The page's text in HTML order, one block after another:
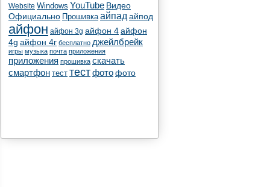
Website Windows YouTube Видео
Официально
Прошивка айпад айпод
айфон айфон 3g айфон 4айфон
4g айфон 4г бесплатно джейлбрейк
игры музыка почта приложения
приложения прошивка скачать
смартфон тест тестфото фото